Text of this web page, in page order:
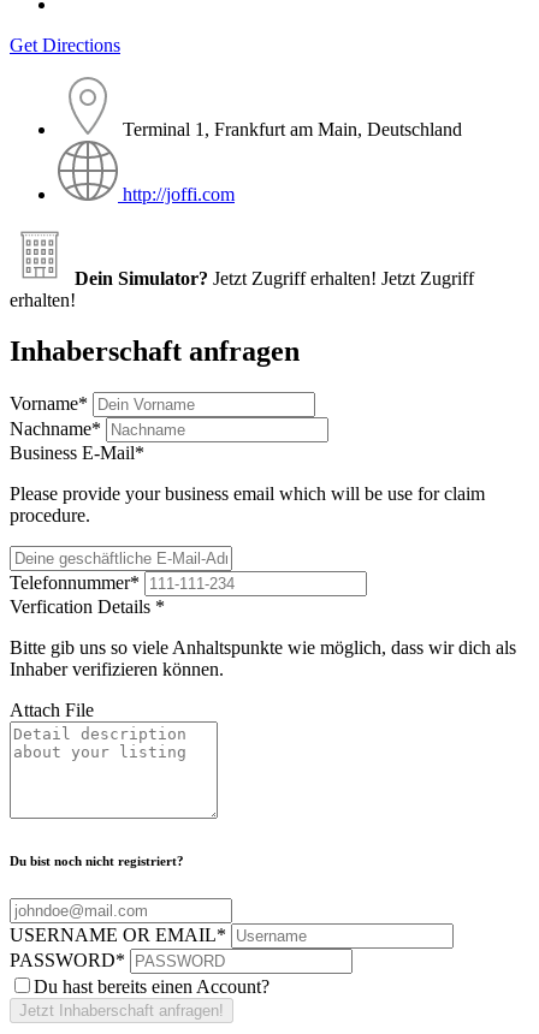
Get Directions
Terminal 1, Frankfurt am Main, Deutschland
http://joffi.com
Dein Simulator? Jetzt Zugriff erhalten! Jetzt Zugriff
erhalten!
Inhaberschaft anfragen
Vorname*
Nachname*
Business E-Mail*
Please provide your business email which will be use for claim
procedure.
Telefonnummer*
Verfication Details *
Bitte gib uns so viele Anhaltspunkte wie möglich, dass wir dich als
Inhaber verifizieren können.
Attach File
Du bist noch nicht registriert?
USERNAME OR EMAIL*
PASSWORD*
Du hast bereits einen Account?